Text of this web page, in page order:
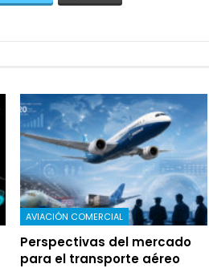
AVIACIÓN COMERCIAL
Perspectivas del mercado
para el transporte aéreo